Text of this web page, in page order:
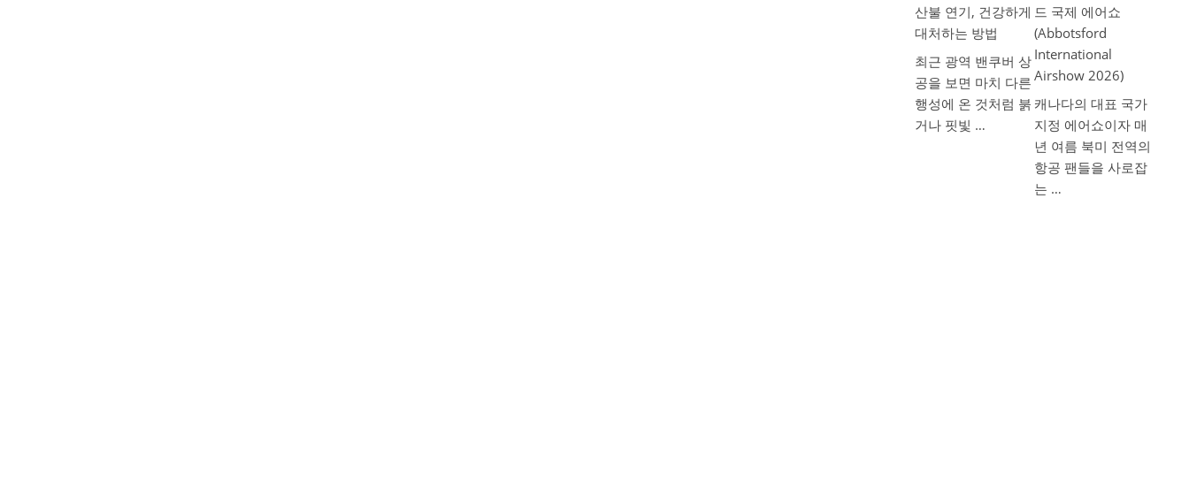
산불 연기, 건강하게
대처하는 방법
최근 광역 밴쿠버 상
공을 보면 마치 다른
행성에 온 것처럼 붉
거나 핏빛 …
드 국제 에어쇼
(Abbotsford
International
Airshow 2026)
캐나다의 대표 국가
지정 에어쇼이자 매
년 여름 북미 전역의
항공 팬들을 사로잡
는 …